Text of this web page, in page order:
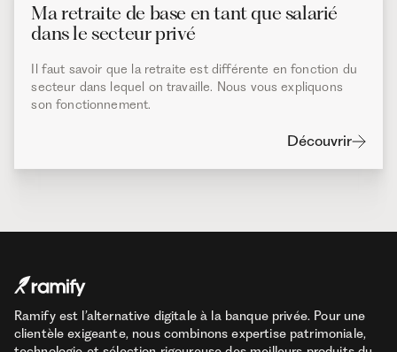
Ma retraite de base en tant que salarié
dans le secteur privé
Il faut savoir que la retraite est différente en fonction du
secteur dans lequel on travaille. Nous vous expliquons
son fonctionnement.
Découvrir
Ramify est l’alternative digitale à la banque privée. Pour une
clientèle exigeante, nous combinons expertise patrimoniale,